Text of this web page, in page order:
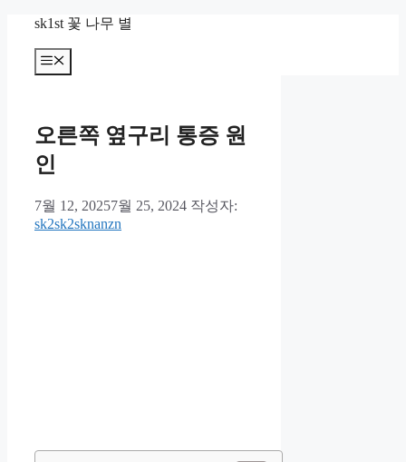
sk1st 꽃 나무 별
메
뉴
오른쪽 옆구리 통증 원
인
7월 12, 20257월 25, 2024 작성자:
sk2sk2sknanzn